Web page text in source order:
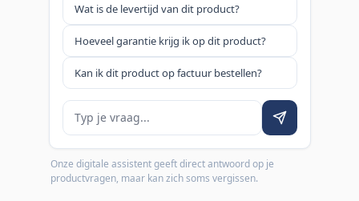
Wat is de levertijd van dit product?
Hoeveel garantie krijg ik op dit product?
Kan ik dit product op factuur bestellen?
Je vraag
Onze digitale assistent geeft direct antwoord op je
productvragen, maar kan zich soms vergissen.